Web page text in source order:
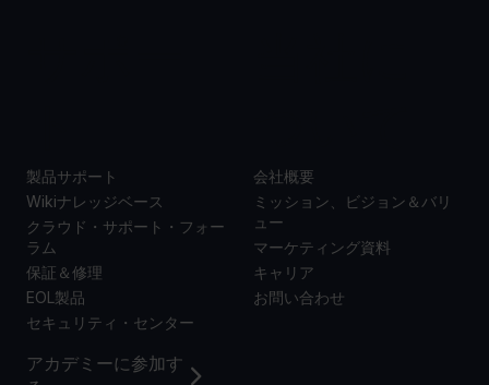
アカデミーに参加す
製品サポート
Wikiナレッジベース
クラウド・サポート・フォー
ラム
保証＆修理
EOL製品
セキュリティ・センター
会社概要
ミッション、ビジョン＆バリ
ュー
マーケティング資料
キャリア
お問い合わせ